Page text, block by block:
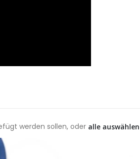
werden sollen, oder alle auswählen